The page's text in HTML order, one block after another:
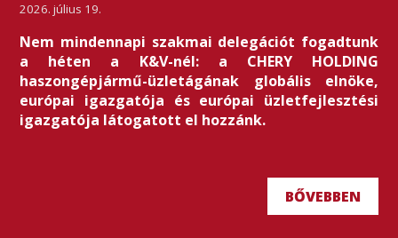
2026. július 19.
Nem mindennapi szakmai delegációt fogadtunk
a héten a K&V-nél: a CHERY HOLDING
haszongépjármű-üzletágának globális elnöke,
európai igazgatója és európai üzletfejlesztési
igazgatója látogatott el hozzánk.
BŐVEBBEN